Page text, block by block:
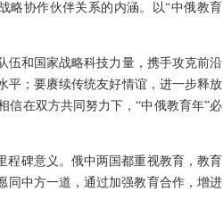
略协作伙伴关系的内涵。以“中俄教育
伍和国家战略科技力量，携手攻克前沿
平；要赓续传统友好情谊，进一步释放
信在双方共同努力下，“中俄教育年”必
程碑意义。俄中两国都重视教育，教育
同中方一道，通过加强教育合作，增进